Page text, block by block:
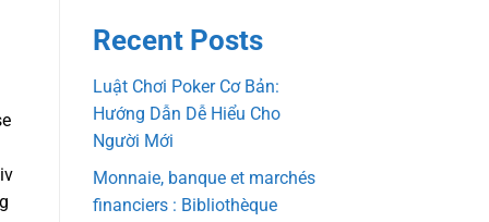
Recent Posts
Luật Chơi Poker Cơ Bản:
Hướng Dẫn Dễ Hiểu Cho
Người Mới
Monnaie, banque et marchés
financiers : Bibliothèque